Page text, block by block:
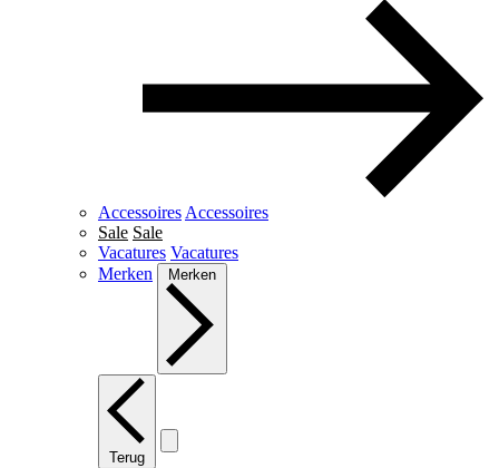
Accessoires Accessoires
Sale Sale
Vacatures Vacatures
Merken
Merken
Terug